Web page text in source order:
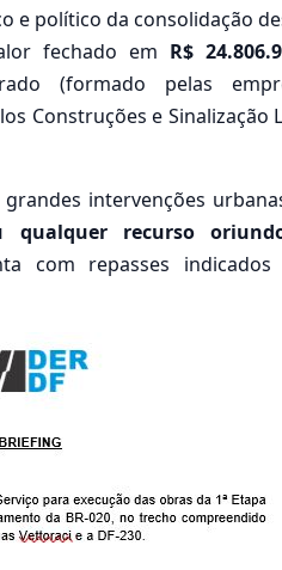
e político da consolidação
fechado em R$
(formado pelas
Construções e Sinalização
intervenções
qualquer recurso
com repasses indicados